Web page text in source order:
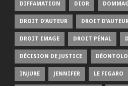
DIFFAMATION DIOR
DROIT D’AUTEUR DROIT
DROIT IMAGE DROIT PÉNAL
DÉCISION DE JUSTICE
INJURE JENNIFER LE FIGARO